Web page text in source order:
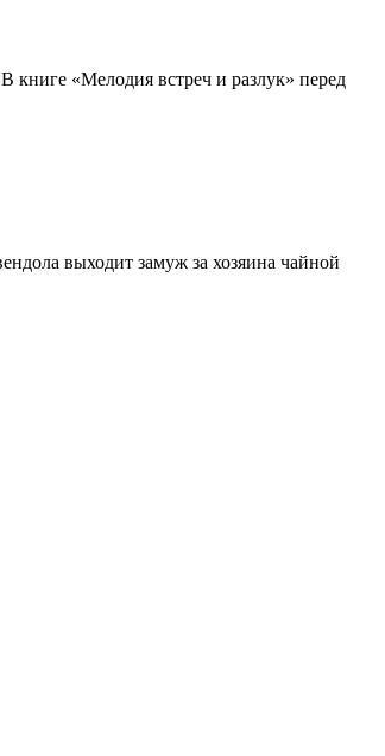
книге «Мелодия встреч и разлук» перед
выходит замуж за хозяина чайной